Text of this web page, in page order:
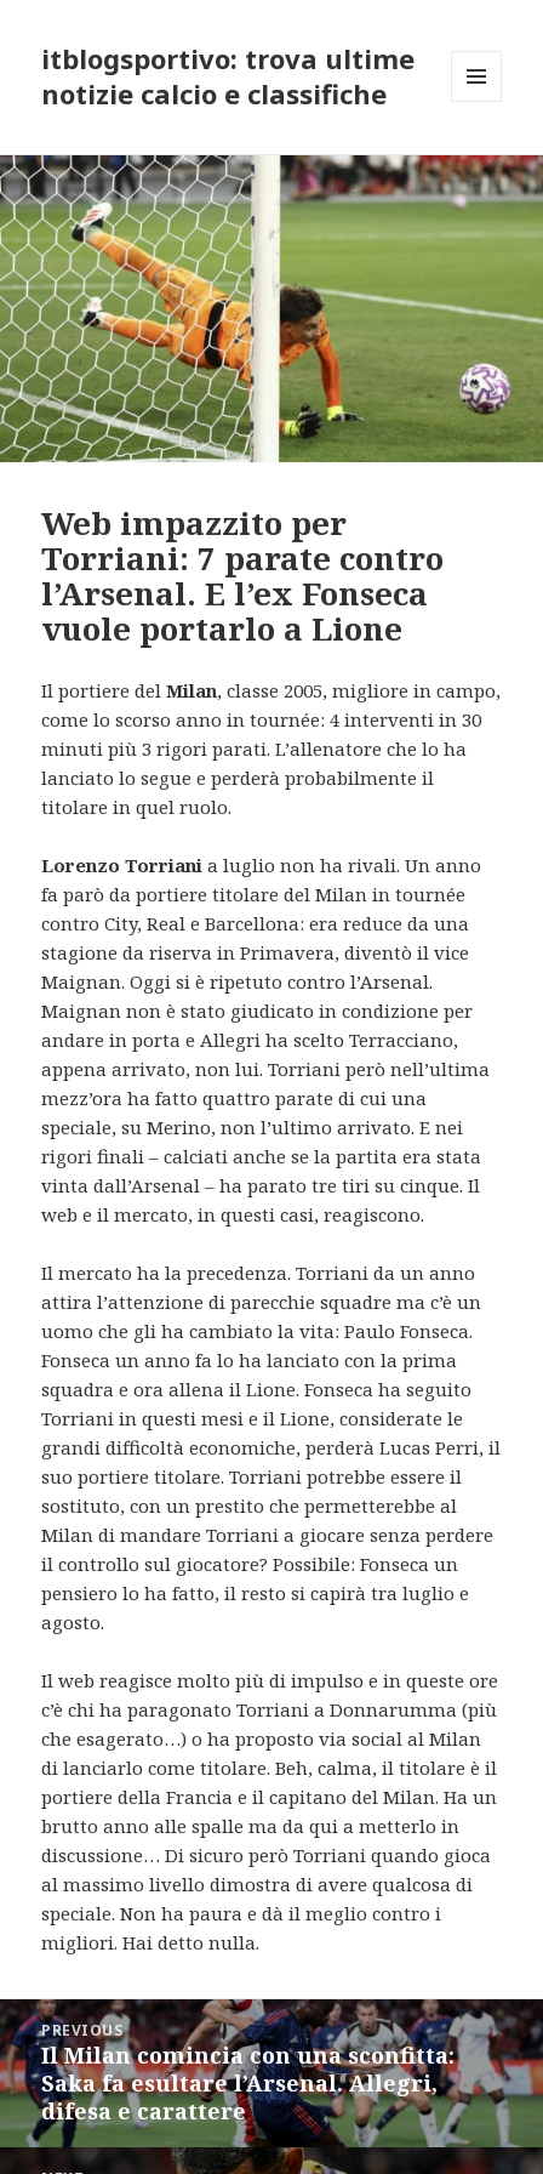
itblogsportivo: trova ultime
notizie calcio e classifiche
WIDGETS
Web impazzito per
Torriani: 7 parate contro
l’Arsenal. E l’ex Fonseca
vuole portarlo a Lione
Il portiere del Milan, classe 2005, migliore in campo,
come lo scorso anno in tournée: 4 interventi in 30
minuti più 3 rigori parati. L’allenatore che lo ha
lanciato lo segue e perderà probabilmente il
titolare in quel ruolo.
Lorenzo Torriani a luglio non ha rivali. Un anno
fa parò da portiere titolare del Milan in tournée
contro City, Real e Barcellona: era reduce da una
stagione da riserva in Primavera, diventò il vice
Maignan. Oggi si è ripetuto contro l’Arsenal.
Maignan non è stato giudicato in condizione per
andare in porta e Allegri ha scelto Terracciano,
appena arrivato, non lui. Torriani però nell’ultima
mezz’ora ha fatto quattro parate di cui una
speciale, su Merino, non l’ultimo arrivato. E nei
rigori finali – calciati anche se la partita era stata
vinta dall’Arsenal – ha parato tre tiri su cinque. Il
web e il mercato, in questi casi, reagiscono.
Il mercato ha la precedenza. Torriani da un anno
attira l’attenzione di parecchie squadre ma c’è un
uomo che gli ha cambiato la vita: Paulo Fonseca.
Fonseca un anno fa lo ha lanciato con la prima
squadra e ora allena il Lione. Fonseca ha seguito
Torriani in questi mesi e il Lione, considerate le
grandi difficoltà economiche, perderà Lucas Perri, il
suo portiere titolare. Torriani potrebbe essere il
sostituto, con un prestito che permetterebbe al
Milan di mandare Torriani a giocare senza perdere
il controllo sul giocatore? Possibile: Fonseca un
pensiero lo ha fatto, il resto si capirà tra luglio e
agosto.
Il web reagisce molto più di impulso e in queste ore
c’è chi ha paragonato Torriani a Donnarumma (più
che esagerato…) o ha proposto via social al Milan
di lanciarlo come titolare. Beh, calma, il titolare è il
portiere della Francia e il capitano del Milan. Ha un
brutto anno alle spalle ma da qui a metterlo in
discussione… Di sicuro però Torriani quando gioca
al massimo livello dimostra di avere qualcosa di
speciale. Non ha paura e dà il meglio contro i
migliori. Hai detto nulla.
Post
navigation
PREVIOUS
Previous
post:
Il Milan comincia con una sconfitta:
Saka fa esultare l’Arsenal. Allegri,
difesa e carattere